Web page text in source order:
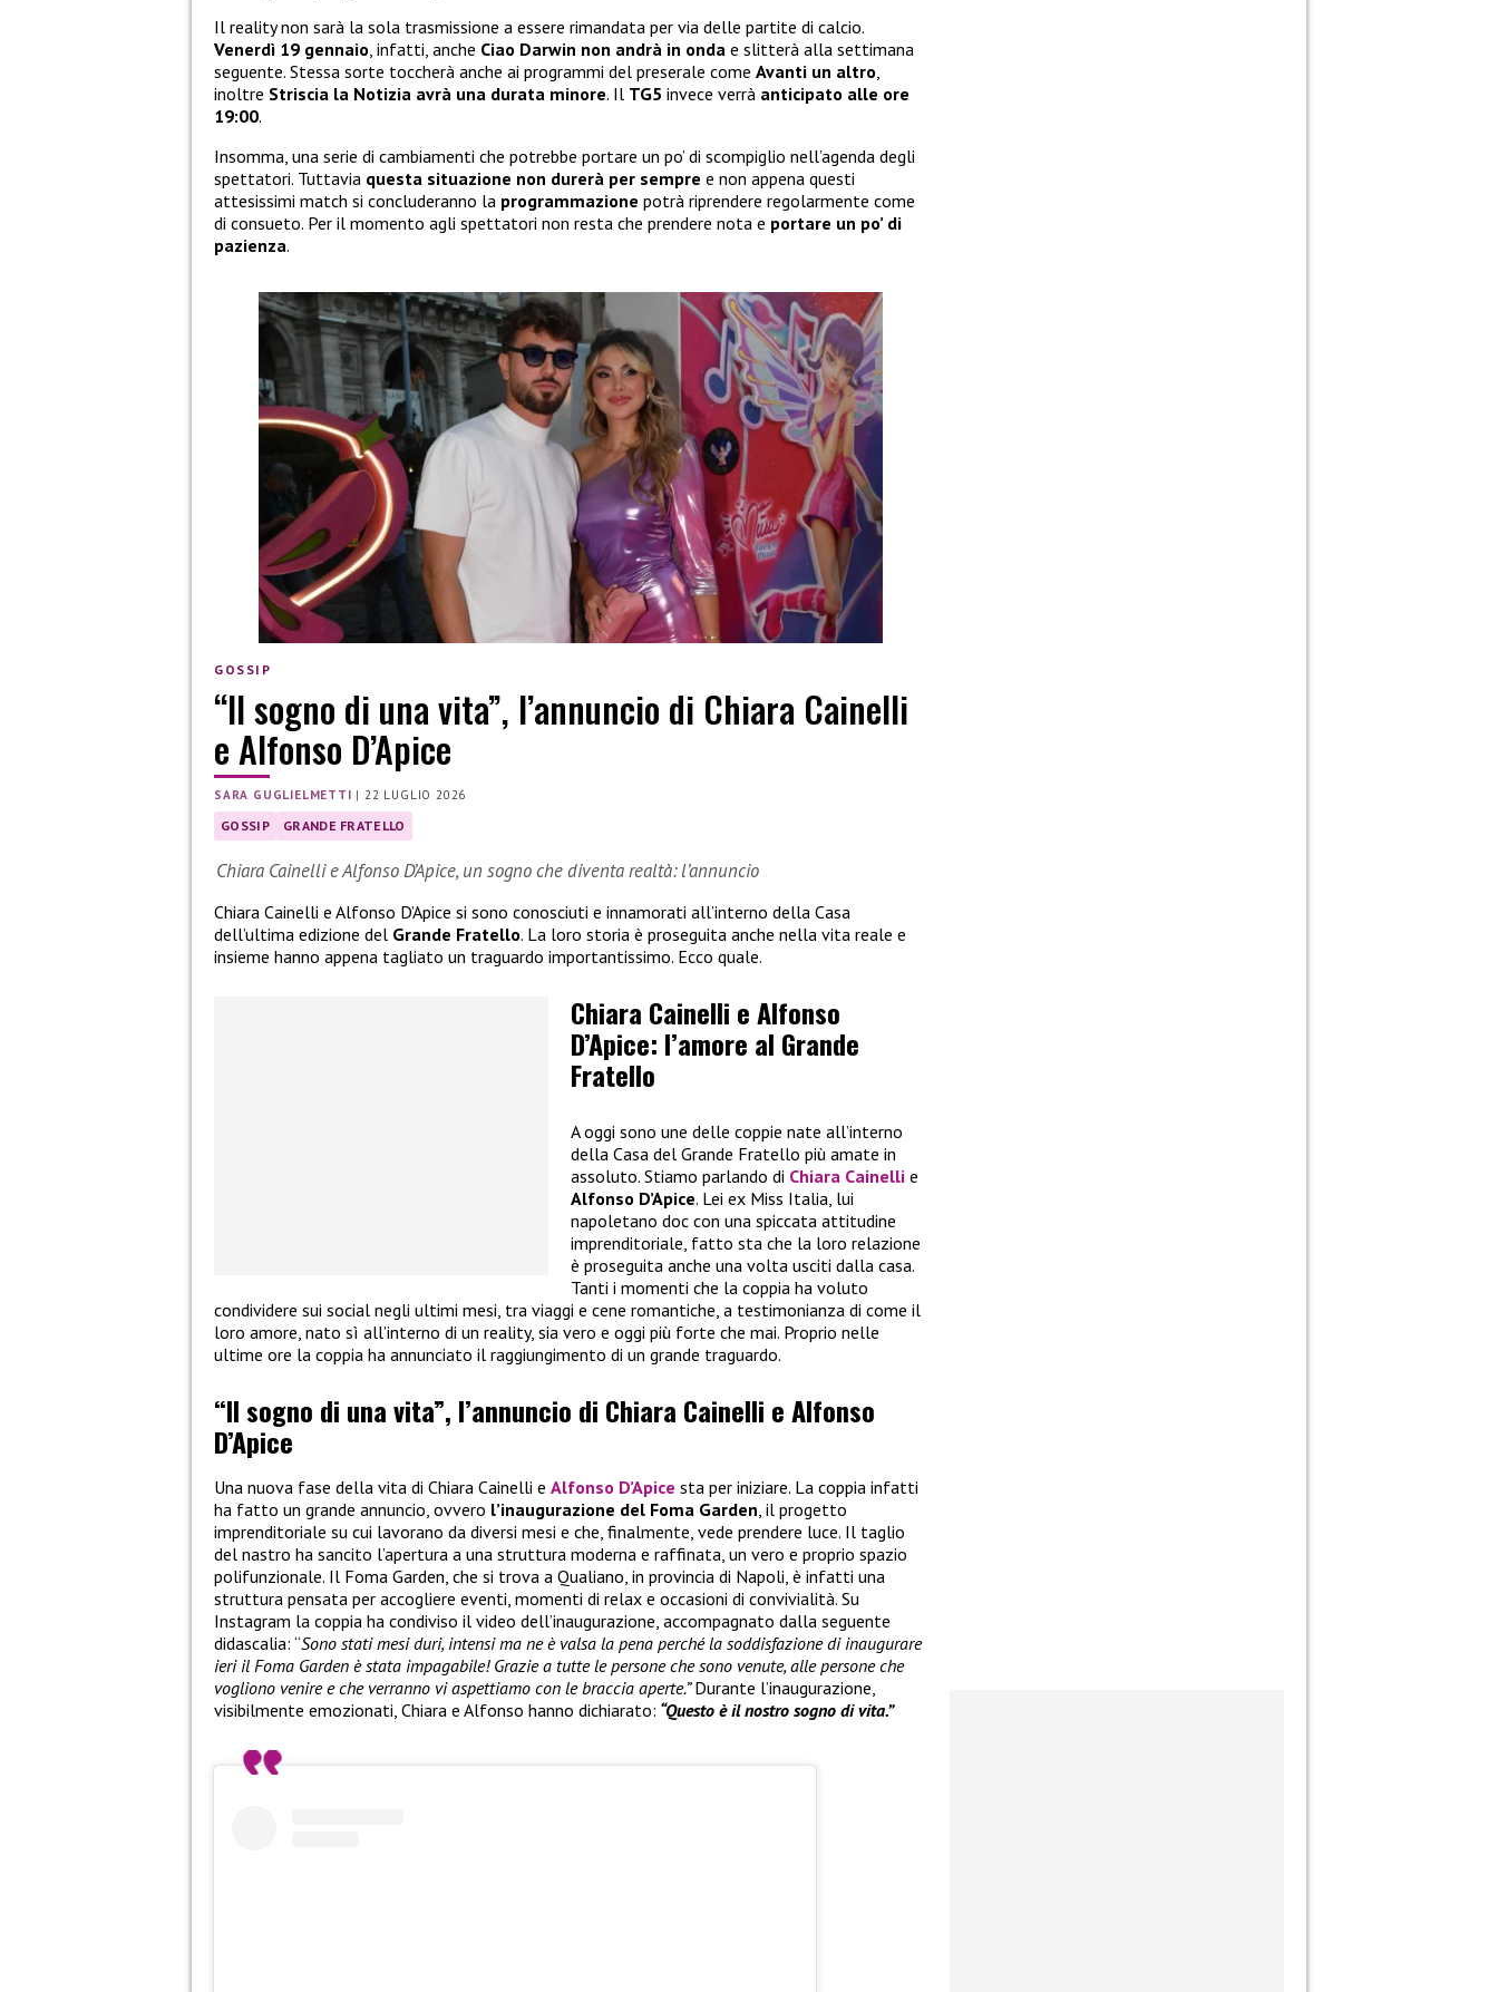
Il reality non sarà la sola trasmissione a essere rimandata per via delle partite di calcio.
Venerdì 19 gennaio, infatti, anche Ciao Darwin non andrà in onda e slitterà alla settimana
seguente. Stessa sorte toccherà anche ai programmi del preserale come Avanti un altro,
inoltre Striscia la Notizia avrà una durata minore. Il TG5 invece verrà anticipato alle ore
19:00.
Insomma, una serie di cambiamenti che potrebbe portare un po’ di scompiglio nell’agenda degli
spettatori. Tuttavia questa situazione non durerà per sempre e non appena questi
attesissimi match si concluderanno la programmazione potrà riprendere regolarmente come
di consueto. Per il momento agli spettatori non resta che prendere nota e portare un po’ di
pazienza.
GOSSIP
“Il sogno di una vita”, l’annuncio di Chiara Cainelli
e Alfonso D’Apice
SARA GUGLIELMETTI |22 LUGLIO 2026
GOSSIP GRANDE FRATELLO
Chiara Cainelli e Alfonso D’Apice, un sogno che diventa realtà: l’annuncio
Chiara Cainelli e Alfonso D’Apice si sono conosciuti e innamorati all’interno della Casa
dell’ultima edizione del Grande Fratello. La loro storia è proseguita anche nella vita reale e
insieme hanno appena tagliato un traguardo importantissimo. Ecco quale.
Chiara Cainelli e Alfonso
D’Apice: l’amore al Grande
Fratello
A oggi sono une delle coppie nate all’interno
della Casa del Grande Fratello più amate in
assoluto. Stiamo parlando di Chiara Cainelli e
Alfonso D’Apice. Lei ex Miss Italia, lui
napoletano doc con una spiccata attitudine
imprenditoriale, fatto sta che la loro relazione
è proseguita anche una volta usciti dalla casa.
Tanti i momenti che la coppia ha voluto
condividere sui social negli ultimi mesi, tra viaggi e cene romantiche, a testimonianza di come il
loro amore, nato sì all’interno di un reality, sia vero e oggi più forte che mai. Proprio nelle
ultime ore la coppia ha annunciato il raggiungimento di un grande traguardo.
“Il sogno di una vita”, l’annuncio di Chiara Cainelli e Alfonso
D’Apice
Una nuova fase della vita di Chiara Cainelli e Alfonso D’Apice sta per iniziare. La coppia infatti
ha fatto un grande annuncio, ovvero l’inaugurazione del Foma Garden, il progetto
imprenditoriale su cui lavorano da diversi mesi e che, finalmente, vede prendere luce. Il taglio
del nastro ha sancito l’apertura a una struttura moderna e raffinata, un vero e proprio spazio
polifunzionale. Il Foma Garden, che si trova a Qualiano, in provincia di Napoli, è infatti una
struttura pensata per accogliere eventi, momenti di relax e occasioni di convivialità. Su
Instagram la coppia ha condiviso il video dell’inaugurazione, accompagnato dalla seguente
didascalia: “Sono stati mesi duri, intensi ma ne è valsa la pena perché la soddisfazione di inaugurare
ieri il Foma Garden è stata impagabile! Grazie a tutte le persone che sono venute, alle persone che
vogliono venire e che verranno vi aspettiamo con le braccia aperte.”Durante l’inaugurazione,
visibilmente emozionati, Chiara e Alfonso hanno dichiarato: “Questo è il nostro sogno di vita.”